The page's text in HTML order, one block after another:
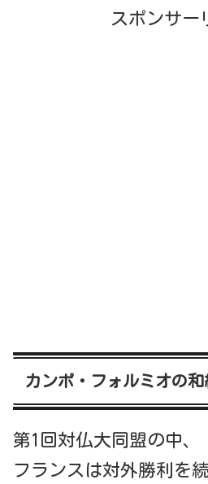
スポンサー
カンポ・フォルミオの和
第1回対仏大同盟の中、
フランスは対外勝利を